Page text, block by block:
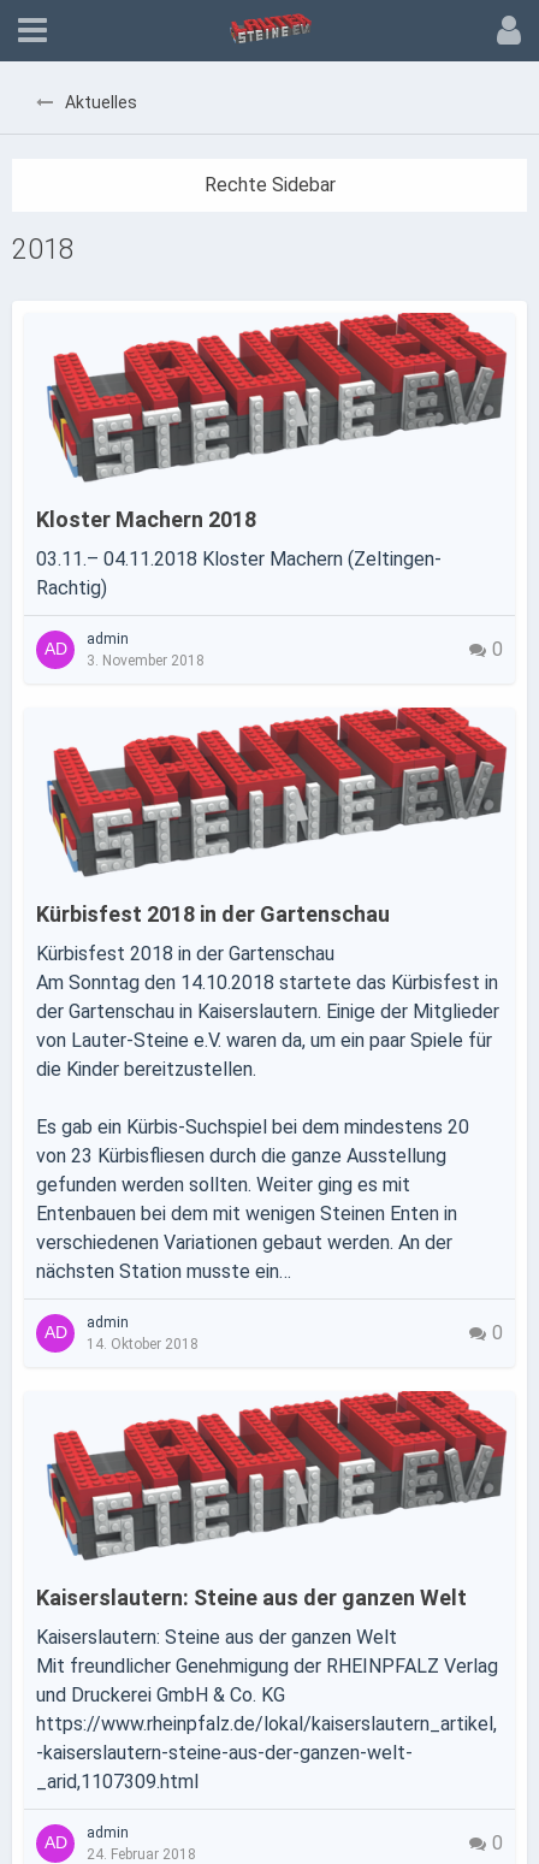
Aktuelles
2018
Kloster Machern 2018
03.11.– 04.11.2018 Kloster Machern (Zeltingen-
Rachtig)
admin
3. November 2018
0
Kürbisfest 2018 in der Gartenschau
Kürbisfest 2018 in der Gartenschau
Am Sonntag den 14.10.2018 startete das Kürbisfest in
der Gartenschau in Kaiserslautern. Einige der Mitglieder
von Lauter-Steine e.V. waren da, um ein paar Spiele für
die Kinder bereitzustellen.
Es gab ein Kürbis-Suchspiel bei dem mindestens 20
von 23 Kürbisfliesen durch die ganze Ausstellung
gefunden werden sollten. Weiter ging es mit
Entenbauen bei dem mit wenigen Steinen Enten in
verschiedenen Variationen gebaut werden. An der
nächsten Station musste ein…
admin
14. Oktober 2018
0
Kaiserslautern: Steine aus der ganzen Welt
Kaiserslautern: Steine aus der ganzen Welt
Mit freundlicher Genehmigung der RHEINPFALZ Verlag
und Druckerei GmbH & Co. KG
https://www.rheinpfalz.de/lokal/kaiserslautern_artikel,
-kaiserslautern-steine-aus-der-ganzen-welt-
_arid,1107309.html
admin
24. Februar 2018
0